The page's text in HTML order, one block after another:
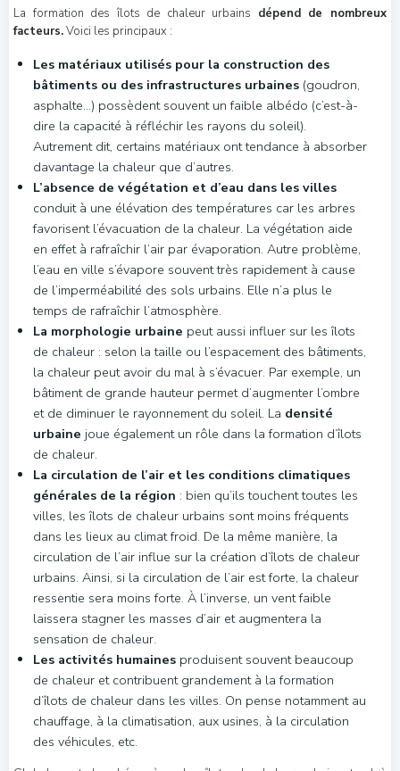
La formation des îlots de chaleur urbains dépend de nombreux
facteurs.Voici les principaux :
Les matériaux utilisés pour la construction des
bâtiments ou des infrastructures urbaines (goudron,
asphalte…) possèdent souvent un faible albédo (c’est-à-
dire la capacité à réfléchir les rayons du soleil).
Autrement dit, certains matériaux ont tendance à absorber
davantage la chaleur que d’autres.
L’absence de végétation et d’eau dans les villes
conduit à une élévation des températures car les arbres
favorisent l’évacuation de la chaleur. La végétation aide
en effet à rafraîchir l’air par évaporation. Autre problème,
l’eau en ville s’évapore souvent très rapidement à cause
de l’imperméabilité des sols urbains. Elle n’a plus le
temps de rafraîchir l’atmosphère.
La morphologie urbaine peut aussi influer sur les îlots
de chaleur : selon la taille ou l’espacement des bâtiments,
la chaleur peut avoir du mal à s’évacuer. Par exemple, un
bâtiment de grande hauteur permet d’augmenter l’ombre
et de diminuer le rayonnement du soleil. La densité
urbaine joue également un rôle dans la formation d’îlots
de chaleur.
La circulation de l’air et les conditions climatiques
générales de la région : bien qu’ils touchent toutes les
villes, les îlots de chaleur urbains sont moins fréquents
dans les lieux au climat froid. De la même manière, la
circulation de l’air influe sur la création d’îlots de chaleur
urbains. Ainsi, si la circulation de l’air est forte, la chaleur
ressentie sera moins forte. À l’inverse, un vent faible
laissera stagner les masses d’air et augmentera la
sensation de chaleur.
Les activités humainesproduisent souvent beaucoup
de chaleur et contribuent grandement à la formation
d’îlots de chaleur dans les villes. On pense notamment au
chauffage, à la climatisation, aux usines, à la circulation
des véhicules, etc.